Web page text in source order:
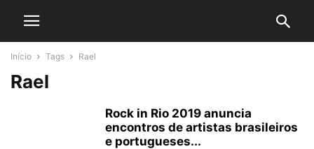
Início Tags Rael
Rael
Rock in Rio 2019 anuncia
encontros de artistas brasileiros
e portugueses...